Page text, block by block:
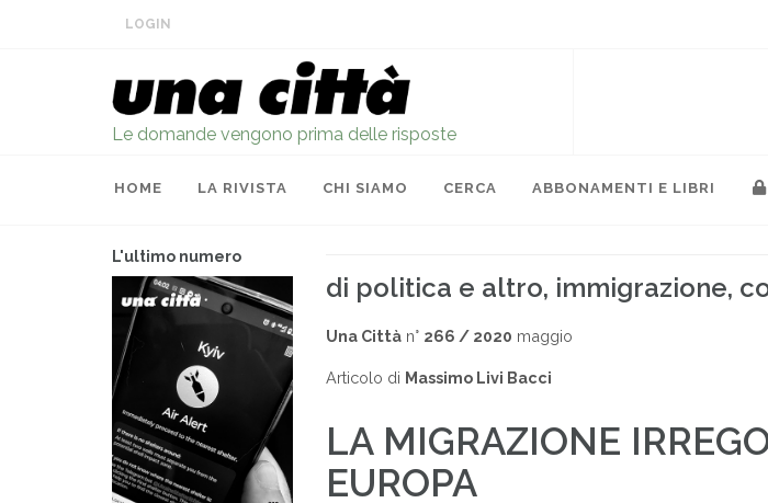
LOGIN
Le domande vengono prima delle risposte
HOME LA RIVISTA CHI SIAMO CERCA ABBONAMENTI E LIBRI
L'ultimo numero
di politica e altro, immigrazione,
Una Città n° 266 / 2020 maggio
Articolo di Massimo Livi Bacci
LA MIGRAZIONE
EUROPA